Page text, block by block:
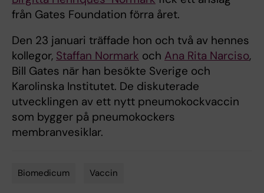
från Gates Foundation förra året.
Den 23 januari träffade hon och två av hennes
kollegor, Staffan Normark och Ana Rita Narciso,
Bill Gates när han besökte Sverige och
Karolinska Institutet. De diskuterade
utvecklingen av ett nytt pneumokockvaccin
som bygger på pneumokockers
membranvesiklar.
Biomedicum Vaccin